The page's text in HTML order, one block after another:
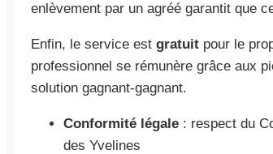
enlèvement par un agréé garantit que
Enfin, le service est gratuit pour le
professionnel se rémunère grâce aux
solution gagnant-gagnant.
Conformité légale : respect du
des Yvelines